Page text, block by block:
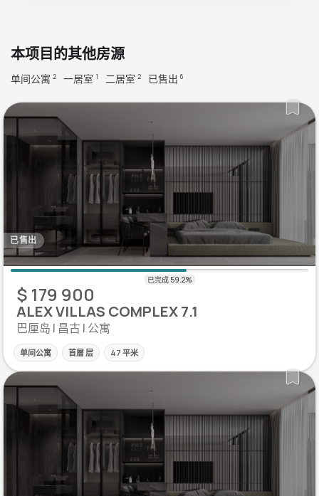
本项目的其他房源
单间公寓 2 一居室 1 二居室 2 已售出 6
已售出
$ 179 900
ALEX VILLAS COMPLEX 7.1
巴厘岛 | 昌古 | 公寓
单间公寓 首層 层 47 平米